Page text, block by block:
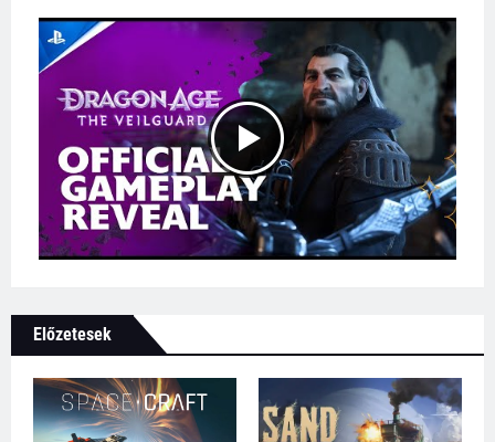
Előzetesek